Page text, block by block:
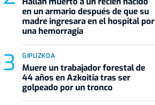
en un armario después de que su
madre ingresara en el hospital por
una hemorragia
GIPUZKOA
Muere un trabajador forestal de
44 años en Azkoitia tras ser
golpeado por un tronco